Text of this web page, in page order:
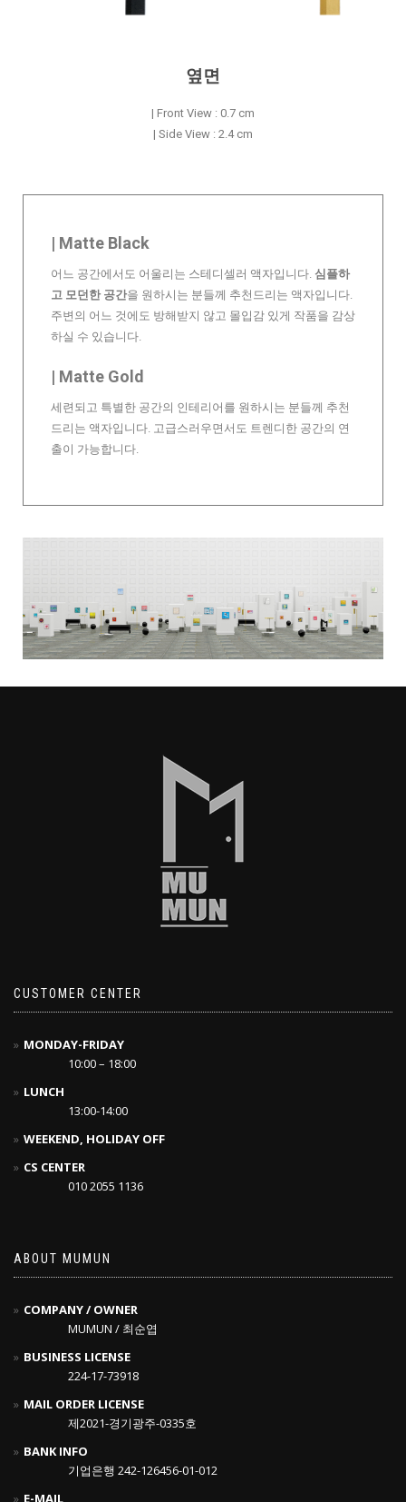
옆면
| Front View : 0.7 cm
| Side View : 2.4 cm
| Matte Black
어느 공간에서도 어울리는 스테디셀러 액자입니다. 심플하
고 모던한 공간을 원하시는 분들께 추천드리는 액자입니다.
주변의 어느 것에도 방해받지 않고 몰입감 있게 작품을 감상
하실 수 있습니다.
| Matte Gold
세련되고 특별한 공간의 인테리어를 원하시는 분들께 추천
드리는 액자입니다. 고급스러우면서도 트렌디한 공간의 연
출이 가능합니다.
CUSTOMER CENTER
MONDAY-FRIDAY
10:00 – 18:00
LUNCH
13:00-14:00
WEEKEND, HOLIDAY OFF
CS CENTER
010 2055 1136
ABOUT MUMUN
COMPANY / OWNER
MUMUN / 최순엽
BUSINESS LICENSE
224-17-73918
MAIL ORDER LICENSE
제2021-경기광주-0335호
BANK INFO
기업은행 242-126456-01-012
E-MAIL